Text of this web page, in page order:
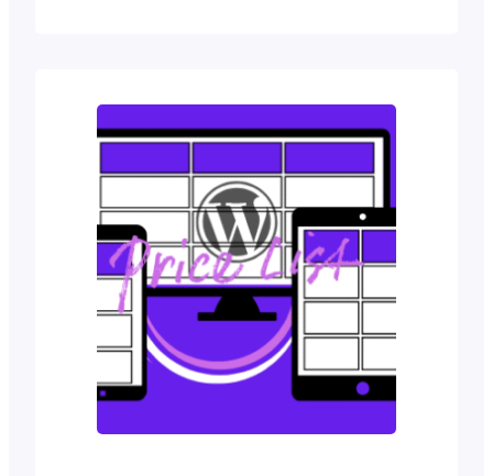
organise les données, mais il est
rarement complet à lui seul....